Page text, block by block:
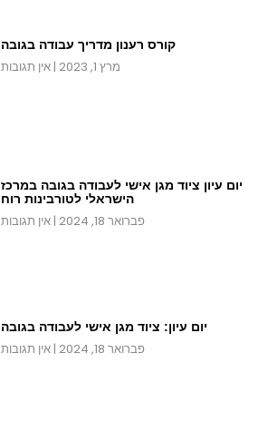
קורס רענון מדריך עבודה בגובה
מרץ 1, 2023 אין תגובות
יום עיון ציוד מגן אישי לעבודה בגובה במרכז
הישראלי לטורבינות רוח
פברואר 18, 2024 אין תגובות
יום עיון: ציוד מגן אישי לעבודה בגובה
פברואר 18, 2024 אין תגובות